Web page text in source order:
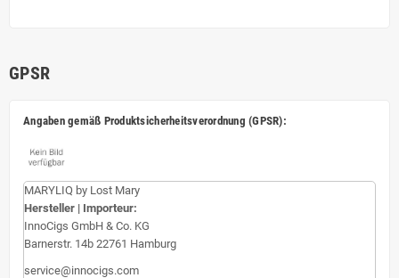
GPSR
Angaben gemäß Produktsicherheitsverordnung (GPSR):
MARYLIQ by Lost Mary
Hersteller | Importeur:
InnoCigs GmbH & Co. KG
Barnerstr. 14b 22761 Hamburg
service@innocigs.com